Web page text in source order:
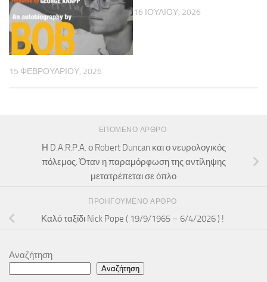
15 ΦΕΒΡΟΥΑΡΊΟΥ, 2026
16 ΙΟΥΛΊΟΥ, 2026
ΕΠΌΜΕΝΟ ΆΡΘΡΟ
Η D.A.R.P.A. ο Robert Duncan και ο νευρολογικός
πόλεμος. Όταν η παραμόρφωση της αντίληψης
μετατρέπεται σε όπλο
ΠΡΟΗΓΟΎΜΕΝΟ ΆΡΘΡΟ
Καλό ταξίδι Nick Pope ( 19/9/1965 – 6/4/2026 ) !
Αναζήτηση
Αναζήτηση